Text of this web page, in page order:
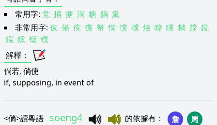
常用字: 党 捅 搪 淌 糖 躺 黨
非常用字: 伖 偒 傥 儻 帑 惝 戃 曭 爣 瞠 矘 耥 蹚 鎲
鐋 钂 铴 镋
解釋 ：
倘若, 倘使
if, supposing, in event of
<倘>讀粵語 soeng4 的依據有 ： 詹
周